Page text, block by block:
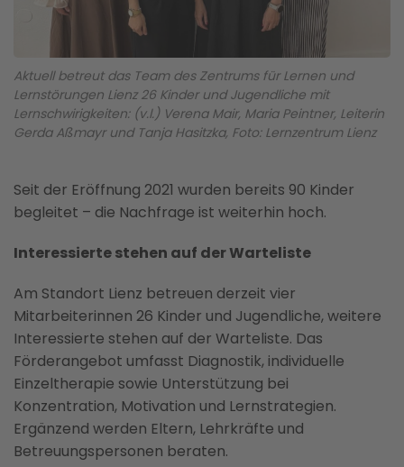
Aktuell betreut das Team des Zentrums für Lernen und
Lernstörungen Lienz 26 Kinder und Jugendliche mit
Lernschwirigkeiten: (v.l.) Verena Mair, Maria Peintner, Leiterin
Gerda Aßmayr und Tanja Hasitzka, Foto: Lernzentrum Lienz
Seit der Eröffnung 2021 wurden bereits 90 Kinder
begleitet – die Nachfrage ist weiterhin hoch.
Interessierte stehen auf der Warteliste
Am Standort Lienz betreuen derzeit vier
Mitarbeiterinnen 26 Kinder und Jugendliche, weitere
Interessierte stehen auf der Warteliste. Das
Förderangebot umfasst Diagnostik, individuelle
Einzeltherapie sowie Unterstützung bei
Konzentration, Motivation und Lernstrategien.
Ergänzend werden Eltern, Lehrkräfte und
Betreuungspersonen beraten.